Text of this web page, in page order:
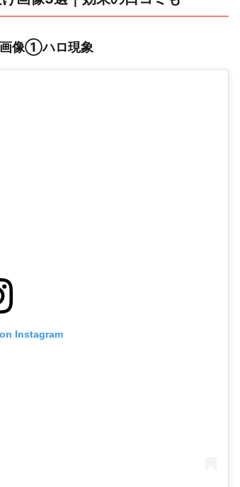
画像①ハロ現象
Instagram